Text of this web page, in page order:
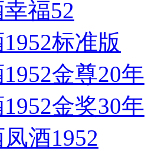
福52
标准版
金尊20年
金奖30年
酒1952